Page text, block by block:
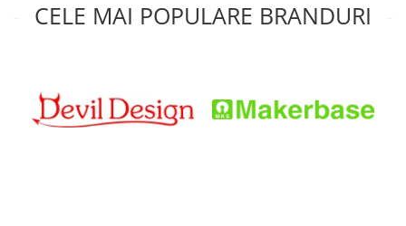
CELE MAI POPULARE BRANDURI